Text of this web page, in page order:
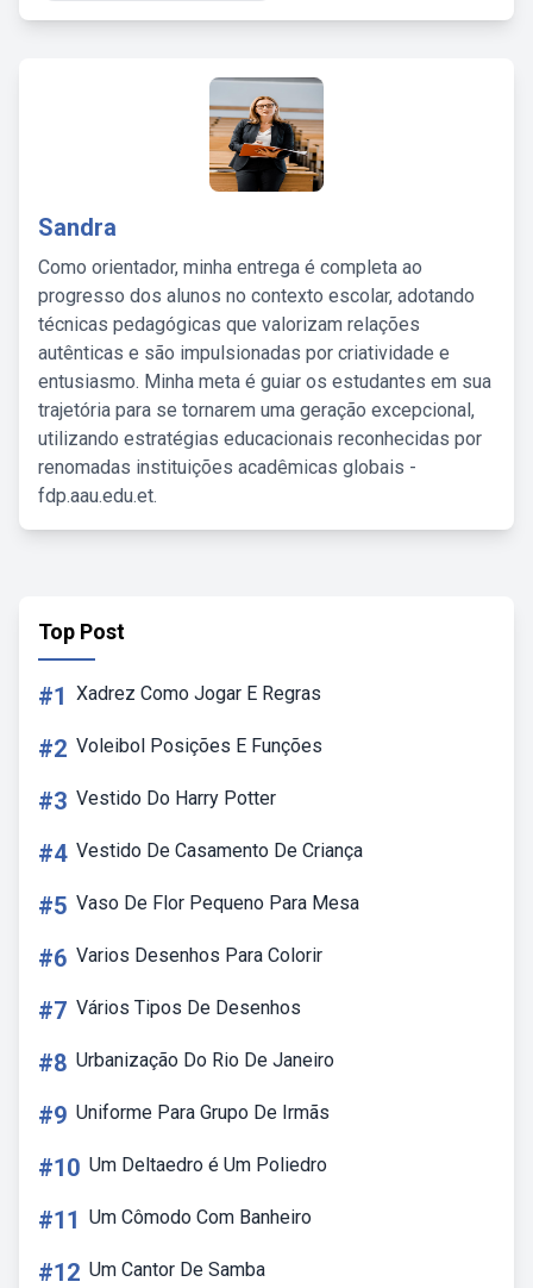
Sandra
Como orientador, minha entrega é completa ao
progresso dos alunos no contexto escolar, adotando
técnicas pedagógicas que valorizam relações
autênticas e são impulsionadas por criatividade e
entusiasmo. Minha meta é guiar os estudantes em sua
trajetória para se tornarem uma geração excepcional,
utilizando estratégias educacionais reconhecidas por
renomadas instituições acadêmicas globais -
fdp.aau.edu.et.
Top Post
#1 Xadrez Como Jogar E Regras
#2 Voleibol Posições E Funções
#3 Vestido Do Harry Potter
#4 Vestido De Casamento De Criança
#5 Vaso De Flor Pequeno Para Mesa
#6 Varios Desenhos Para Colorir
#7 Vários Tipos De Desenhos
#8 Urbanização Do Rio De Janeiro
#9 Uniforme Para Grupo De Irmãs
#10 Um Deltaedro é Um Poliedro
#11 Um Cômodo Com Banheiro
#12 Um Cantor De Samba